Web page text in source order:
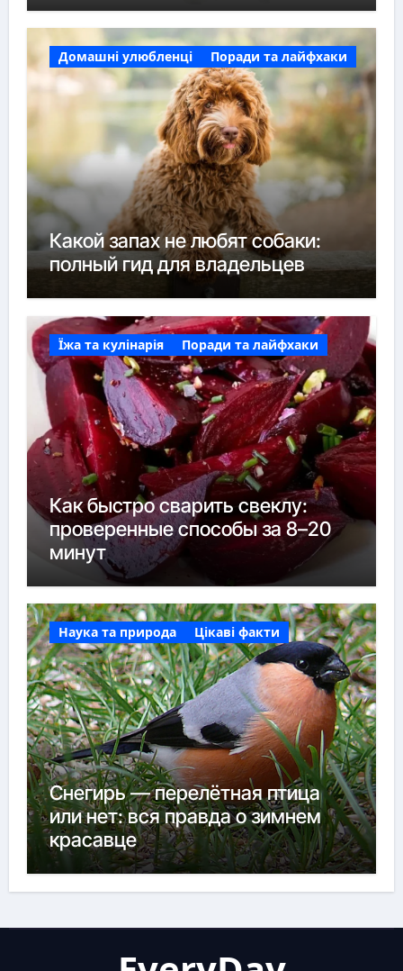
Домашні улюбленці Поради та лайфхаки
Какой запах не любят собаки:
полный гид для владельцев
Їжа та кулінарія Поради та лайфхаки
Как быстро сварить свеклу:
проверенные способы за 8–20
минут
Наука та природа Цікаві факти
Снегирь — перелётная птица
или нет: вся правда о зимнем
красавце